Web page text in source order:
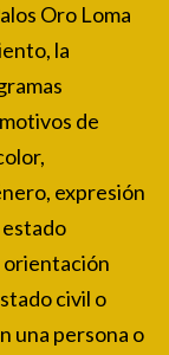
Oro Loma
la
de
expresión
orientación
civil o
una persona o